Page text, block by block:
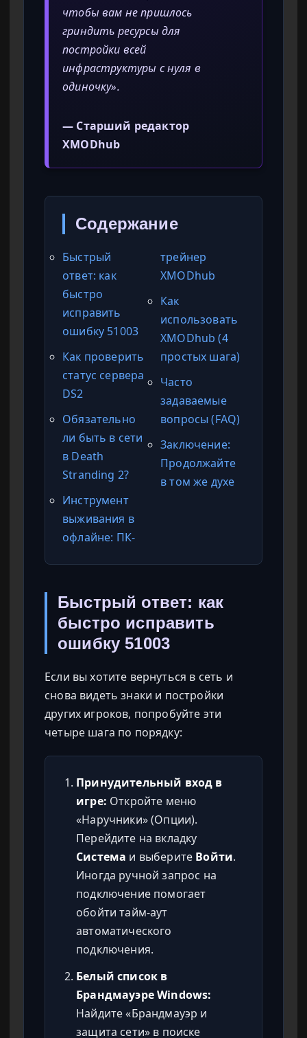
чтобы вам не пришлось
гриндить ресурсы для
постройки всей
инфраструктуры с нуля в
одиночку».
— Старший редактор
XMODhub
Содержание
Быстрый
ответ: как
быстро
исправить
ошибку 51003
Как проверить
статус сервера
DS2
Обязательно
ли быть в сети
в Death
Stranding 2?
Инструмент
выживания в
офлайне: ПК-
трейнер
XMODhub
Как
использовать
XMODhub (4
простых шага)
Часто
задаваемые
вопросы (FAQ)
Заключение:
Продолжайте
в том же духе
Быстрый ответ: как
быстро исправить
ошибку 51003
Если вы хотите вернуться в сеть и
снова видеть знаки и постройки
других игроков, попробуйте эти
четыре шага по порядку:
Принудительный вход в
игре: Откройте меню
«Наручники» (Опции).
Перейдите на вкладку
Система и выберите Войти.
Иногда ручной запрос на
подключение помогает
обойти тайм-аут
автоматического
подключения.
Белый список в
Брандмауэре Windows:
Найдите «Брандмауэр и
защита сети» в поиске